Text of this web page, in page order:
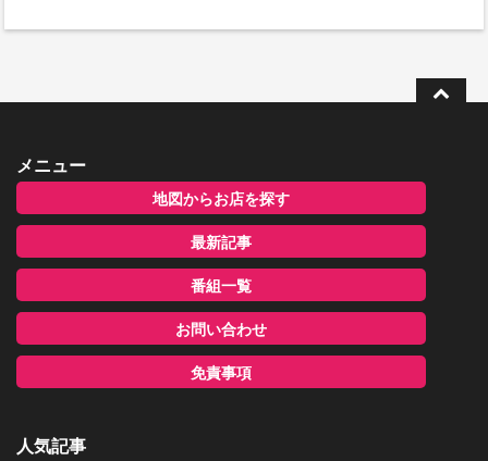
メニュー
地図からお店を探す
最新記事
番組一覧
お問い合わせ
免責事項
人気記事